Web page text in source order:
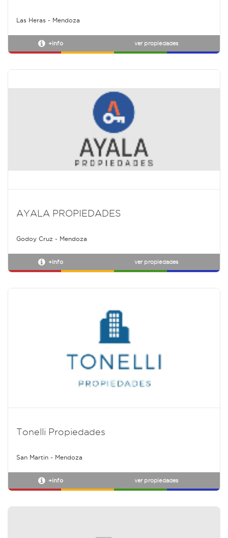
Las Heras - Mendoza
+info ver propiedades
AYALA PROPIEDADES
Godoy Cruz - Mendoza
+info ver propiedades
Tonelli Propiedades
San Martin - Mendoza
+info ver propiedades